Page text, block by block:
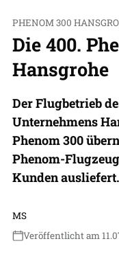
PHENOM 300
Die 400.
Hansgrohe
Der Flugbetrieb
Unternehmens
Phenom 300
Phenom-
Kunden ausliefert.
MS
Veröffentlicht am